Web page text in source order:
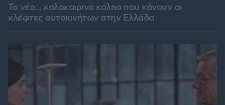
Το νέο... καλοκαιρινό κόλπο που κάνουν οι
κλέφτες αυτοκινήτων στην Ελλάδα